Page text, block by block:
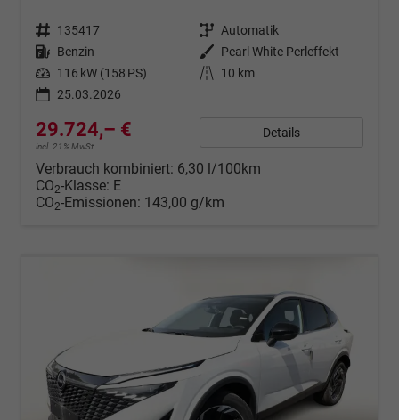
Fahrzeugnr. 135417 Getriebe Automatik
Kraftstoff Benzin Außenfarbe Pearl White Perleffekt
Leistung 116 kW (158 PS) Kilometerstand
10 km
25.03.2026
29.724,– €
incl. 21% MwSt.
Details
Verbrauch kombiniert: 6,30 l/100km
CO2-Klasse: E
CO2-Emissionen: 143,00 g/km